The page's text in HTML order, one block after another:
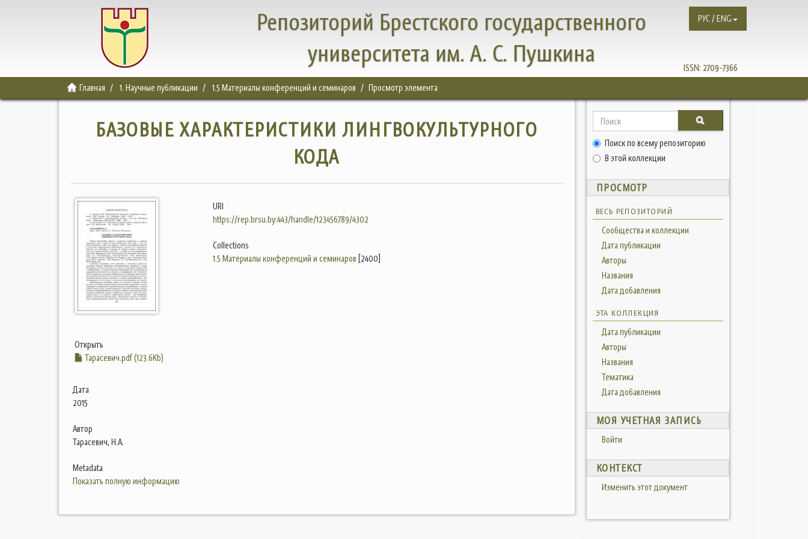
Репозиторий Брестского государственного
университета им. А. С. Пушкина
ISSN: 2709-7366
РУС / ENG
Главная 1. Научные публикации 1.5 Материалы конференций и семинаров Просмотр элемента
БАЗОВЫЕ ХАРАКТЕРИСТИКИ ЛИНГВОКУЛЬТУРНОГО
КОДА
Открыть
Тарасевич.pdf (123.6Kb)
Дата
2015
Автор
Тарасевич, Н.А.
Metadata
Показать полную информацию
URI
https://rep.brsu.by:443/handle/123456789/4302
Collections
1.5 Материалы конференций и семинаров [2400]
Поиск по всему репозиторию
В этой коллекции
ПРОСМОТР
ВЕСЬ РЕПОЗИТОРИЙ
Сообщества и коллекции
Дата публикации
Авторы
Названия
Дата добавления
ЭТА КОЛЛЕКЦИЯ
Дата публикации
Авторы
Названия
Тематика
Дата добавления
МОЯ УЧЕТНАЯ ЗАПИСЬ
Войти
КОНТЕКСТ
Изменить этот документ